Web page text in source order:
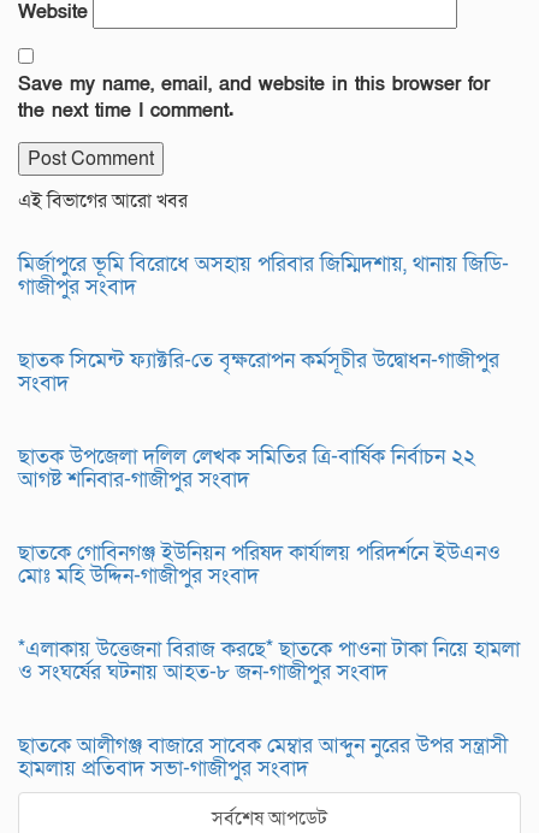
Website
Save my name, email, and website in this browser for
the next time I comment.
এই বিভাগের আরো খবর
মির্জাপুরে ভূমি বিরোধে অসহায় পরিবার জিম্মিদশায়, থানায় জিডি-
গাজীপুর সংবাদ
ছাতক সিমেন্ট ফ্যাক্টরি-তে বৃক্ষরোপন কর্মসূচীর উদ্বোধন-গাজীপুর
সংবাদ
ছাতক উপজেলা দলিল লেখক সমিতির ত্রি-বার্ষিক নির্বাচন ২২
আগষ্ট শনিবার-গাজীপুর সংবাদ
ছাতকে গোবিনগঞ্জ ইউনিয়ন পরিষদ কার্যালয় পরিদর্শনে ইউএনও
মোঃ মহি উদ্দিন-গাজীপুর সংবাদ
*এলাকায় উত্তেজনা বিরাজ করছে* ছাতকে পাওনা টাকা নিয়ে হামলা
ও সংঘর্ষের ঘটনায় আহত-৮ জন-গাজীপুর সংবাদ
ছাতকে আলীগঞ্জ বাজারে সাবেক মেম্বার আব্দুন নুরের উপর সন্ত্রাসী
হামলায় প্রতিবাদ সভা-গাজীপুর সংবাদ
সর্বশেষ আপডেট